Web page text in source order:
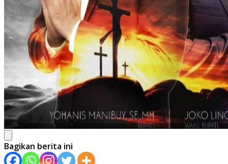
Bagikan berita ini